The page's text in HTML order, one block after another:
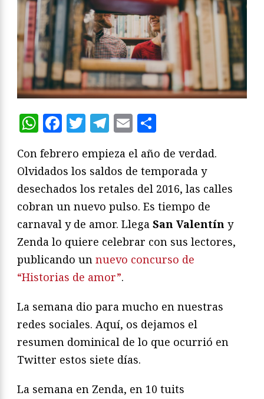
WhatsApp
Facebook
Twitter
Telegram
Email
Con febrero empieza el año de verdad.
Olvidados los saldos de temporada y
desechados los retales del 2016, las calles
cobran un nuevo pulso. Es tiempo de
carnaval y de amor. Llega San Valentín y
Zenda lo quiere celebrar con sus lectores,
publicando un nuevo concurso de
“Historias de amor”.
La semana dio para mucho en nuestras
redes sociales. Aquí, os dejamos el
resumen dominical de lo que ocurrió en
Twitter estos siete días.
La semana en Zenda, en 10 tuits